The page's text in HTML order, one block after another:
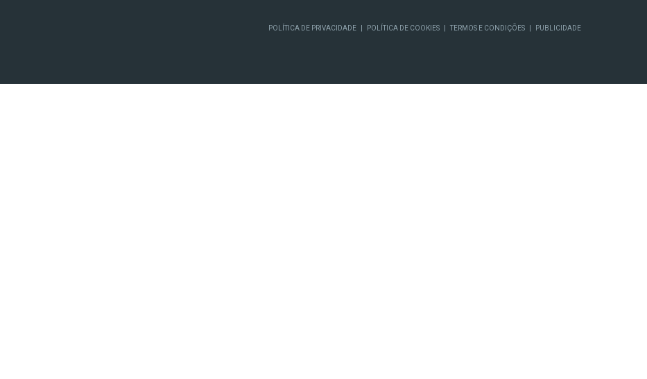
POLÍTICA DE PRIVACIDADE POLÍTICA DE COOKIES TERMOS E CONDIÇÕES PUBLICIDADE